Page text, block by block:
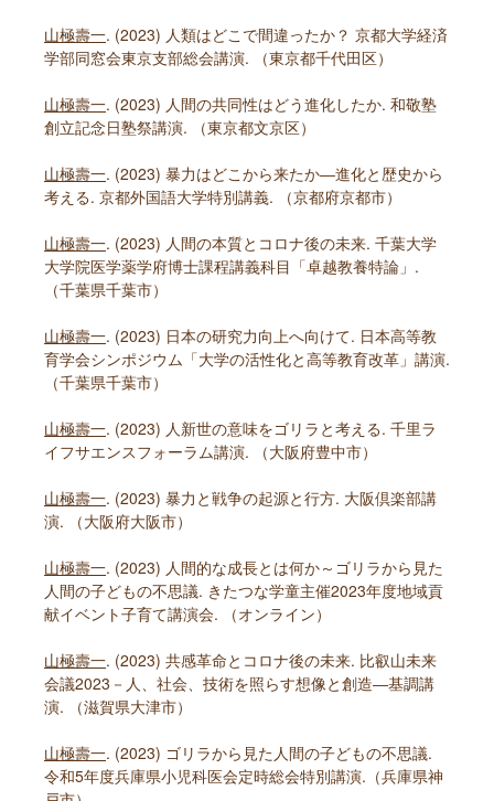
山極壽一. (2023) 人類はどこで間違ったか？ 京都大学経済
学部同窓会東京支部総会講演. （東京都千代田区）
山極壽一. (2023) 人間の共同性はどう進化したか. 和敬塾
創立記念日塾祭講演. （東京都文京区）
山極壽一. (2023) 暴力はどこから来たか―進化と歴史から
考える. 京都外国語大学特別講義. （京都府京都市）
山極壽一. (2023) 人間の本質とコロナ後の未来. 千葉大学
大学院医学薬学府博士課程講義科目「卓越教養特論」.
（千葉県千葉市）
山極壽一. (2023) 日本の研究力向上へ向けて. 日本高等教
育学会シンポジウム「大学の活性化と高等教育改革」講演.
（千葉県千葉市）
山極壽一. (2023) 人新世の意味をゴリラと考える. 千里ラ
イフサエンスフォーラム講演. （大阪府豊中市）
山極壽一. (2023) 暴力と戦争の起源と行方. 大阪倶楽部講
演. （大阪府大阪市）
山極壽一. (2023) 人間的な成長とは何か～ゴリラから見た
人間の子どもの不思議. きたつな学童主催2023年度地域貢
献イベント子育て講演会. （オンライン）
山極壽一. (2023) 共感革命とコロナ後の未来. 比叡山未来
会議2023－人、社会、技術を照らす想像と創造―基調講
演. （滋賀県大津市）
山極壽一. (2023) ゴリラから見た人間の子どもの不思議.
令和5年度兵庫県小児科医会定時総会特別講演.（兵庫県神